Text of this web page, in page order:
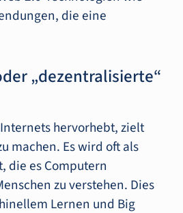
die eine
„dezentralisierte“
hervorhebt, zielt
machen. Es wird oft als
die es Computern
zu verstehen. Dies
Lernen und Big